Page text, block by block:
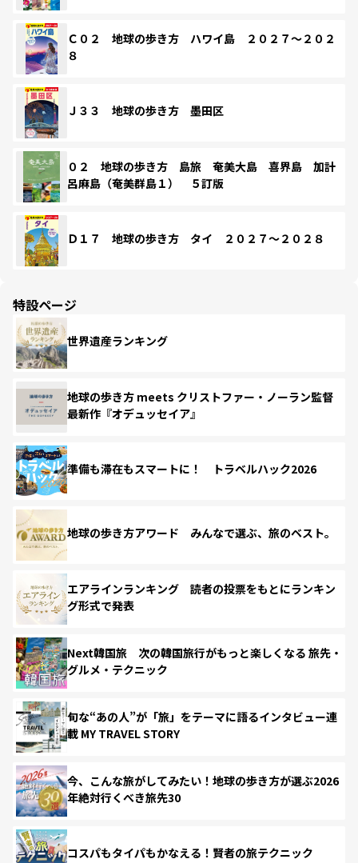
Ｃ０２ 地球の歩き方 ハワイ島 ２０２７～２０２
８
Ｊ３３ 地球の歩き方 墨田区
０２ 地球の歩き方 島旅 奄美大島 喜界島 加計
呂麻島（奄美群島１） ５訂版
Ｄ１７ 地球の歩き方 タイ ２０２７～２０２８
特設ページ
世界遺産ランキング
地球の歩き方 meets クリストファー・ノーラン監督
最新作『オデュッセイア』
準備も滞在もスマートに！ トラベルハック2026
地球の歩き方アワード みんなで選ぶ、旅のベスト。
エアラインランキング 読者の投票をもとにランキン
グ形式で発表
Next韓国旅 次の韓国旅行がもっと楽しくなる 旅先・
グルメ・テクニック
旬な“あの人”が「旅」をテーマに語るインタビュー連
載 MY TRAVEL STORY
今、こんな旅がしてみたい！地球の歩き方が選ぶ2026
年絶対行くべき旅先30
コスパもタイパもかなえる！賢者の旅テクニック